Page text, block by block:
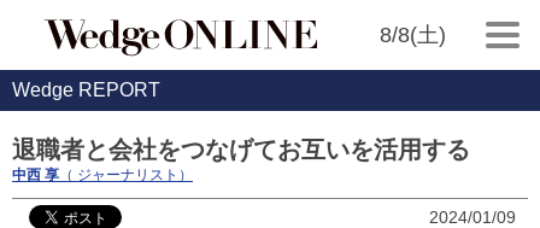
8/8(土)
Wedge REPORT
退職者と会社をつなげてお互いを活用する
中西 享 （ ジャーナリスト）
2024/01/09